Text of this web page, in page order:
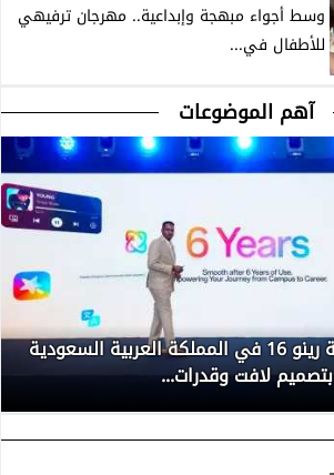
وسط أجواء مبهجة وإبداعية.. مهرجان ترفيهي
للأطفال في...
آهم الموضوعات
أوبو تطلق سلسلة رينو 16 في المملكة العربية السعودية
بتصميم لافت وقدرات...